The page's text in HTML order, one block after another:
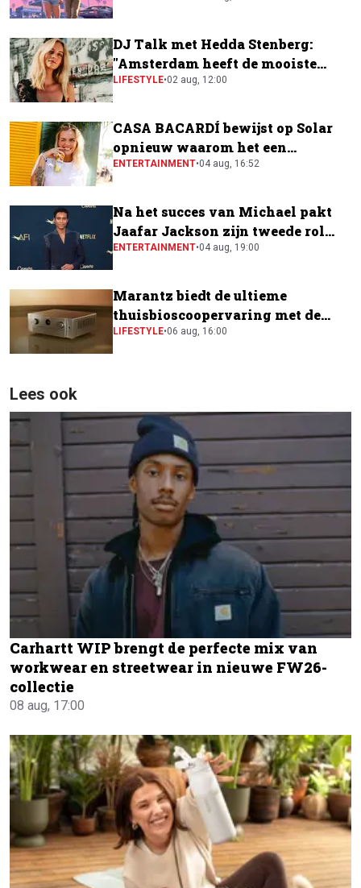
DJ Talk met Hedda Stenberg:
"Amsterdam heeft de mooiste
festivalscene van Europa"
LIFESTYLE•02 aug, 12:00
CASA BACARDÍ bewijst op Solar
opnieuw waarom het een
festivalfavoriet is
ENTERTAINMENT•04 aug, 16:52
Na het succes van Michael pakt
Jaafar Jackson zijn tweede rol
naast Will Smith
ENTERTAINMENT•04 aug, 19:00
Marantz biedt de ultieme
thuisbioscoopervaring met de
CINEMA Series 2
LIFESTYLE•06 aug, 16:00
Lees ook
Carhartt WIP brengt de perfecte mix van
workwear en streetwear in nieuwe FW26-
collectie
08 aug, 17:00